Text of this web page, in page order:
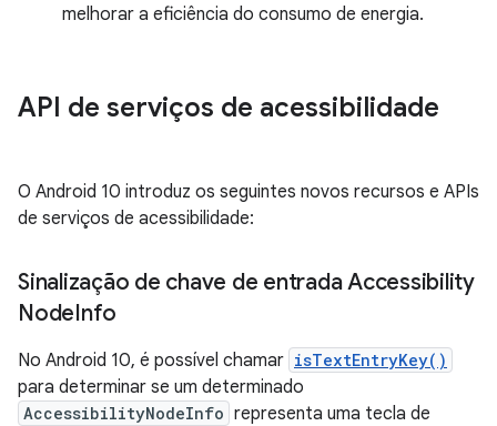
melhorar a eficiência do consumo de energia.
API de serviços de acessibilidade
O Android 10 introduz os seguintes novos recursos e APIs
de serviços de acessibilidade:
Sinalização de chave de entrada Accessibility
NodeInfo
No Android 10, é possível chamar isTextEntryKey()
para determinar se um determinado
AccessibilityNodeInfo representa uma tecla de